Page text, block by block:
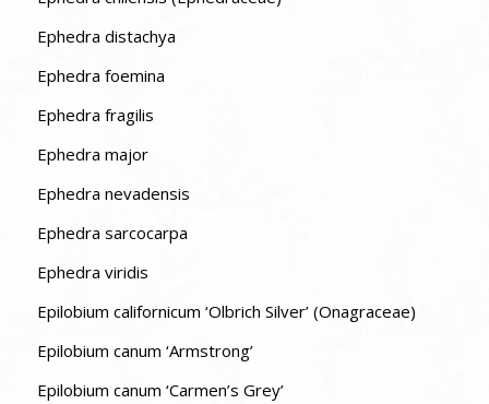
Ephedra distachya
Ephedra foemina
Ephedra fragilis
Ephedra major
Ephedra nevadensis
Ephedra sarcocarpa
Ephedra viridis
Epilobium californicum ‘Olbrich Silver’ (Onagraceae)
Epilobium canum ‘Armstrong’
Epilobium canum ‘Carmen’s Grey’